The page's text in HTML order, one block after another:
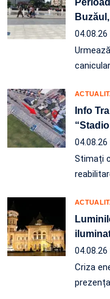
04.08.26
Info
04.08.26
Stimați
04.08.26
Criza